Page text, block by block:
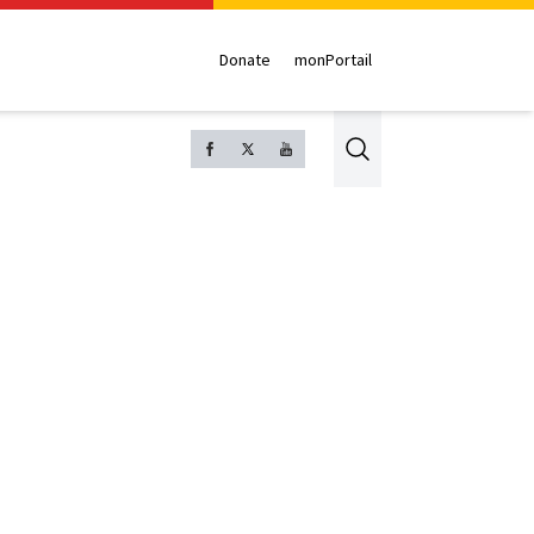
Donate monPortail
Search